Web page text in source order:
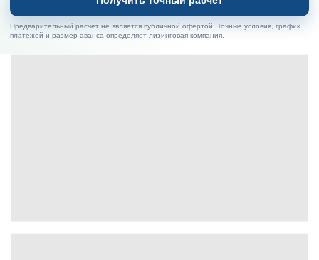
Предварительный расчёт не является публичной офертой. Точные условия, график
платежей и размер аванса определяет лизинговая компания.